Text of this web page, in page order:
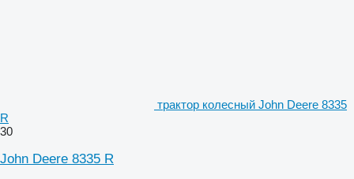
трактор колесный John Deere 8335
R
30
John Deere 8335 R